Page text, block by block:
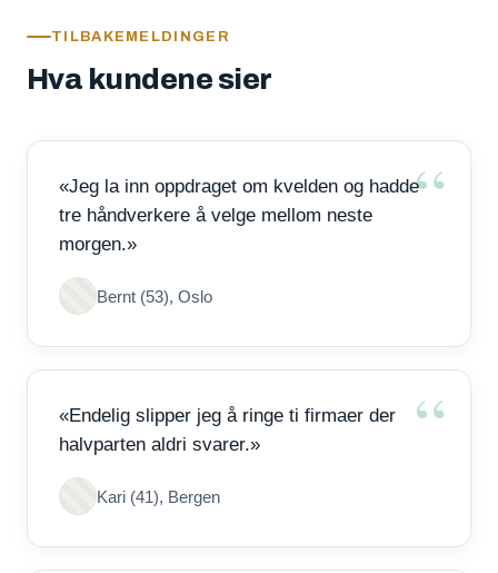
TILBAKEMELDINGER
Hva kundene sier
«Jeg la inn oppdraget om kvelden og hadde
tre håndverkere å velge mellom neste
morgen.»
Bernt (53), Oslo
«Endelig slipper jeg å ringe ti firmaer der
halvparten aldri svarer.»
Kari (41), Bergen